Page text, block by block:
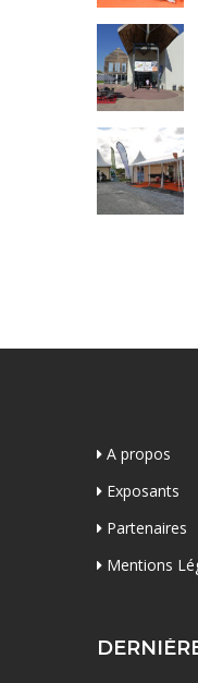
A propos
Exposants
Partenaires
Mentions